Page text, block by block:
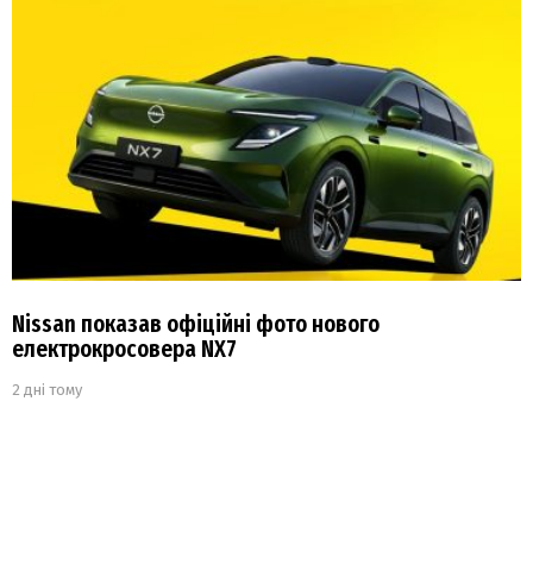
Nissan показав офіційні фото нового
електрокросовера NX7
2 дні тому